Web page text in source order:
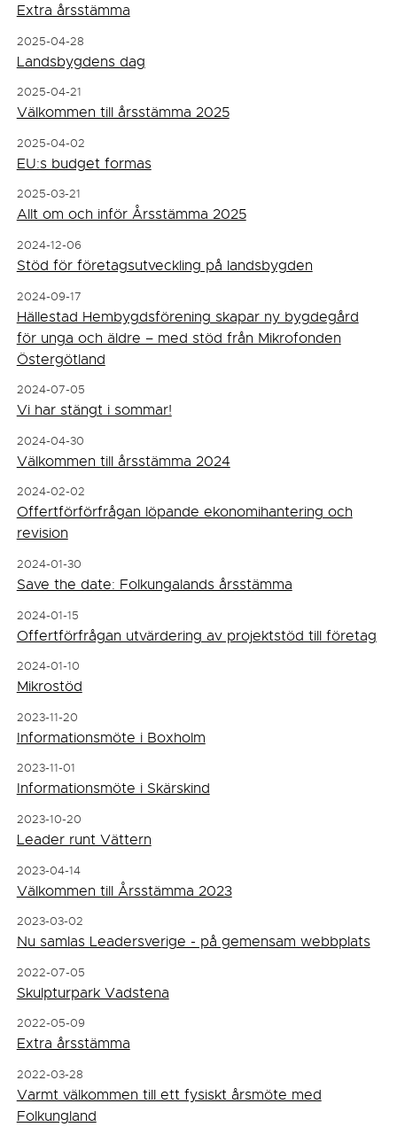
Extra årsstämma
2025-04-28
Landsbygdens dag
2025-04-21
Välkommen till årsstämma 2025
2025-04-02
EU:s budget formas
2025-03-21
Allt om och inför Årsstämma 2025
2024-12-06
Stöd för företagsutveckling på landsbygden
2024-09-17
Hällestad Hembygdsförening skapar ny bygdegård
för unga och äldre – med stöd från Mikrofonden
Östergötland
2024-07-05
Vi har stängt i sommar!
2024-04-30
Välkommen till årsstämma 2024
2024-02-02
Offertförförfrågan löpande ekonomihantering och
revision
2024-01-30
Save the date: Folkungalands årsstämma
2024-01-15
Offertförfrågan utvärdering av projektstöd till företag
2024-01-10
Mikrostöd
2023-11-20
Informationsmöte i Boxholm
2023-11-01
Informationsmöte i Skärskind
2023-10-20
Leader runt Vättern
2023-04-14
Välkommen till Årsstämma 2023
2023-03-02
Nu samlas Leadersverige - på gemensam webbplats
2022-07-05
Skulpturpark Vadstena
2022-05-09
Extra årsstämma
2022-03-28
Varmt välkommen till ett fysiskt årsmöte med
Folkungland